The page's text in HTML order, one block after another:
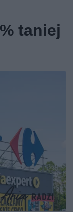
taniej